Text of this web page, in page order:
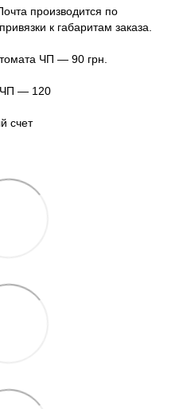
производится по
к габаритам заказа.
ЧП — 90 грн.
ЧП — 120
счет